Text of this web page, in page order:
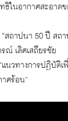
ธิในอากาศสะอาด
สถาปนา 50 ปี สถ
ณ์ เลิศเสถียรชัย
นวทางการปฏิบัติเ
ศร้อน”